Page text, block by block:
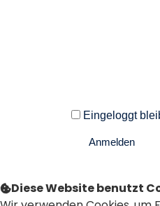
Eingeloggt
Anmelden
Diese Website benutzt